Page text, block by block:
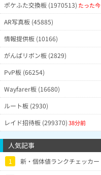
ポケふた交換板 (1970513) たった今
AR写真板 (45885)
情報提供板 (10166)
がんばリボン板 (2829)
PvP板 (66254)
Wayfarer板 (16680)
ルート板 (2930)
レイド招待板 (299370)38分前
人気記事
1 新・個体値ランクチェッカー